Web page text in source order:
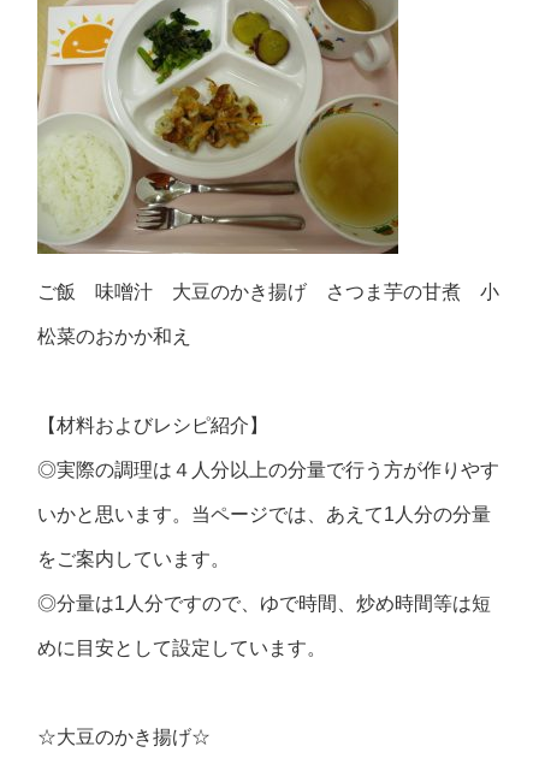
ご飯 味噌汁 大豆のかき揚げ さつま芋の甘煮 小
松菜のおかか和え
【材料およびレシピ紹介】
◎実際の調理は４人分以上の分量で行う方が作りやす
いかと思います。当ページでは、あえて1人分の分量
をご案内しています。
◎分量は1人分ですので、ゆで時間、炒め時間等は短
めに目安として設定しています。
☆大豆のかき揚げ☆